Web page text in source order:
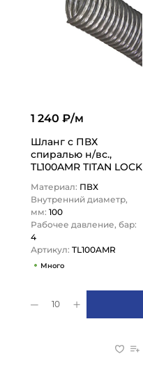
1 240 ₽/м
Шланг с ПВХ
спиралью н/вс.,
TL100AMR TITAN LOCK
Материал: ПВХ
Внутренний диаметр,
мм: 100
Рабочее давление, бар:
4
Артикул: TL100AMR
Много
10